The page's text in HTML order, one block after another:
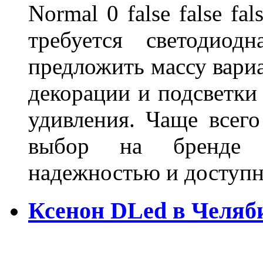
Normal 0 false false
требуется
предложить массу
декорации и
удивления. Чаще
выбор на бренде
надежностью и
Ксенон DLed в